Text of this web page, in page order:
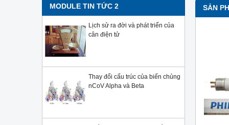
Philips,
MODULE TIN TỨC 2
Lịch sử ra đời và phát triển của
cân điện tử
Thay đổi cấu trúc của biến chủng
nCoV Alpha và Beta
SẢN